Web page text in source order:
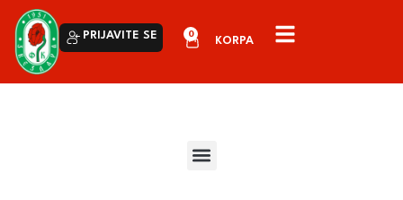
PRIJAVITE SE 0